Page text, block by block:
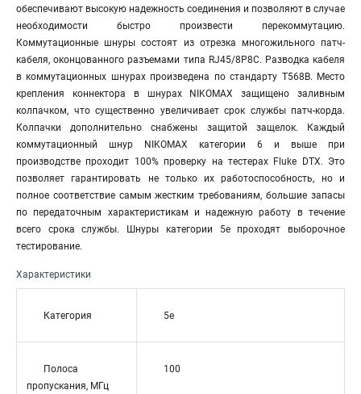
обеспечивают высокую надежность соединения и позволяют в случае
необходимости быстро произвести перекоммутацию.
Коммутационные шнуры состоят из отрезка многожильного патч-
кабеля, оконцованного разъемами типа RJ45/8P8C. Разводка кабеля
в коммутационных шнурах произведена по стандарту T568B. Место
крепления коннектора в шнурах NIKOMAX защищено заливным
колпачком, что существенно увеличивает срок службы патч-корда.
Колпачки дополнительно снабжены защитой защелок. Каждый
коммутационный шнур NIKOMAX категории 6 и выше при
производстве проходит 100% проверку на тестерах Fluke DTX. Это
позволяет гарантировать не только их работоспособность, но и
полное соответствие самым жестким требованиям, большие запасы
по передаточным характеристикам и надежную работу в течение
всего срока службы. Шнуры категории 5е проходят выборочное
тестирование.
Характеристики
Категория 5e
Полоса
пропускания, МГц
100